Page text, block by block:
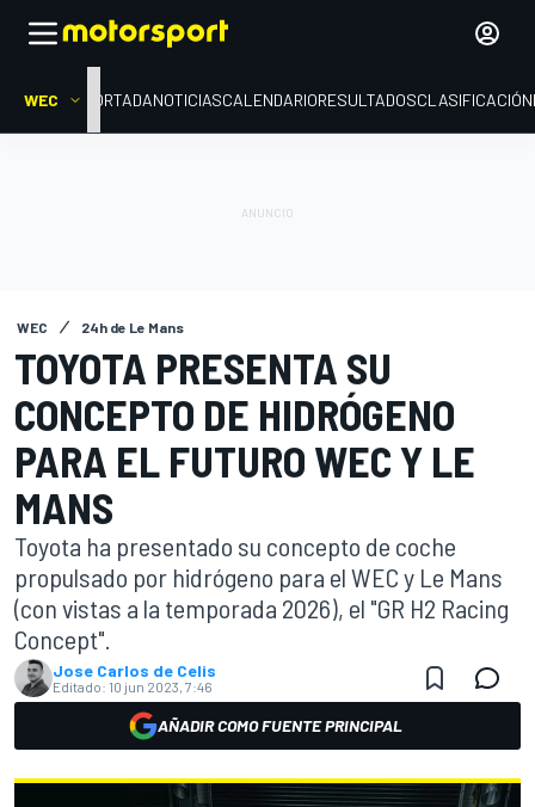
WEC PORTADANOTICIASCALENDARIORESULTADOSCLASIFICACIÓN
WEC 24h de Le Mans
TOYOTA PRESENTA SU
CONCEPTO DE HIDRÓGENO
PARA EL FUTURO WEC Y LE
MANS
Toyota ha presentado su concepto de coche
propulsado por hidrógeno para el WEC y Le Mans
(con vistas a la temporada 2026), el "GR H2 Racing
Concept".
Jose Carlos de Celis
Editado: 10 jun 2023, 7:46
AÑADIR COMO FUENTE PRINCIPAL